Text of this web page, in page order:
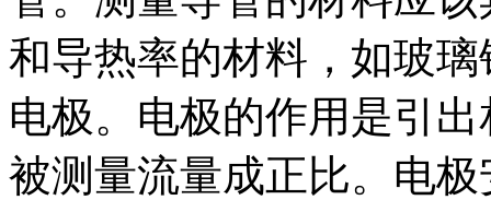
和导热率的材料，如玻
电极。电极的作用是引
被测量流量成正比。电